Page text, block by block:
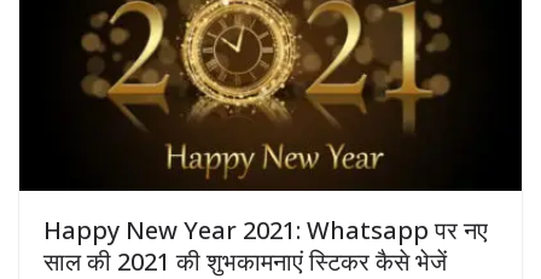
Happy New Year 2021: Whatsapp पर नए
साल की 2021 की शुभकामनाएं स्टिकर कैसे भेजें